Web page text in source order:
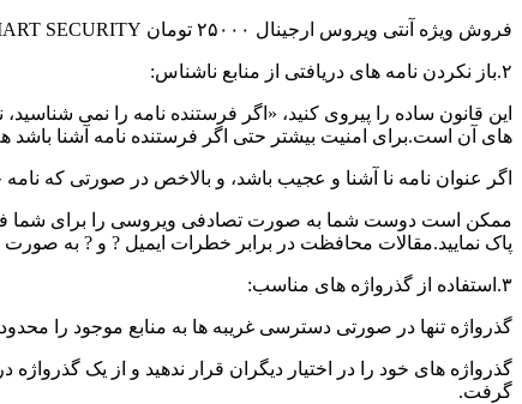
فروش ویژه آنتی ویروس ارجینال ۲۵۰۰۰ تومان ESET SMART SECURITY
۲.باز نکردن نامه های دریافتی از منابع ناشناس:
این قانون ساده را پیروی کنید، «اگر فرستنده نامه را نمی
های آن است.برای امنیت بیشتر حتی اگر فرستنده نامه آشنا باشد هم
اگر عنوان نامه نا آشنا و عجیب باشد، و بالاخص در صورتی که
پاک نمایید.مقالات محافظت در برابر خطرات ایمیل ? و ? به
۳.استفاده از گذرواژه های مناسب:
گذرواژه تنها در صورتی دسترسی غریبه ها به منابع موجود را
گذرواژه های خود را در اختیار دیگران قرار ندهید و از یک
گرفت.